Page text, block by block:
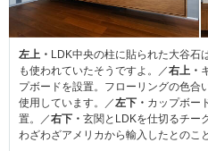
左上・ LDK中央の柱に貼られた大谷石
も使われていたそうですよ。／右上・
プボードを設置。フローリングの色合
使用しています。／左下・ カップボー
置。／右下・ 玄関とLDKを仕切るチー
わざわざアメリカから輸入したとのこと